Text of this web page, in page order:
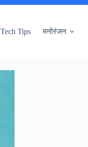
Tech Tips मनोरंजन